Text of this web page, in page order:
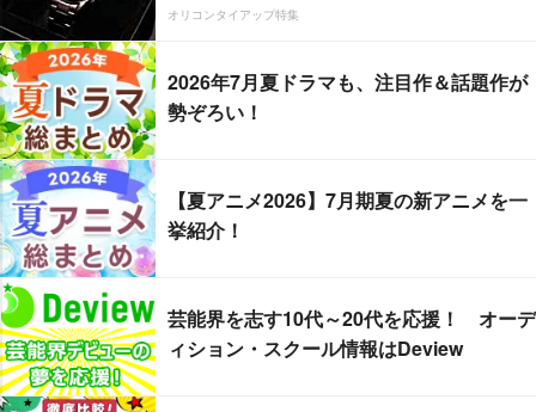
オリコンタイアップ特集
2026年7月夏ドラマも、注目作＆話題作が
勢ぞろい！
【夏アニメ2026】7月期夏の新アニメを一
挙紹介！
芸能界を志す10代～20代を応援！ オーデ
ィション・スクール情報はDeview